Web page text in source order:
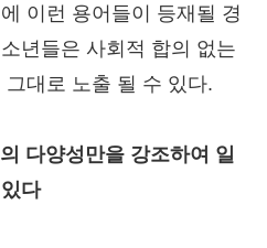
이런 용어들이 등재될 경
년들은 사회적 합의 없는
대로 노출 될 수 있다.
다양성만을 강조하여 일
다